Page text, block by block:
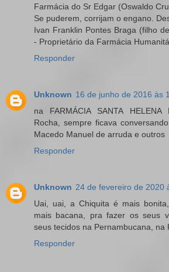
Farmácia do Sr Edgar (Oswaldo
Se puderem, corrijam o engano.
Ivan Franklin Pontes Braga (filho
- Proprietário da Farmácia
Responder
Unknown 16 de junho de 2016 às
na FARMÁCIA SANTA HELENA
Rocha, sempre ficava
Macedo Manuel de arruda e outros
Responder
Unknown 24 de fevereiro de 2020
Uai, uai, a Chiquita é mais
mais bacana, pra fazer os seus
seus tecidos na Pernambucana, na
Responder